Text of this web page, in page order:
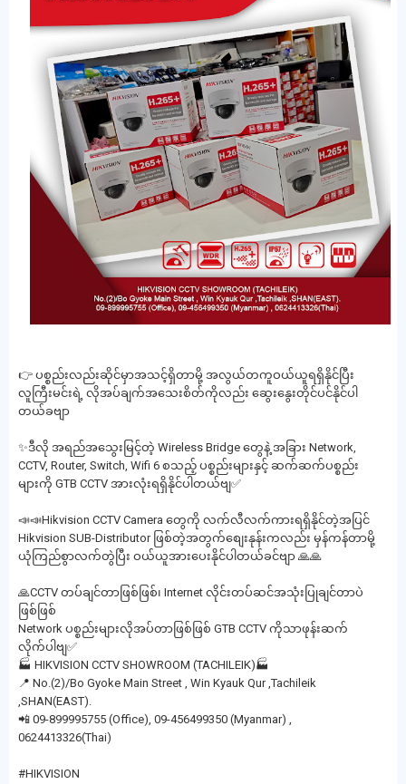
👉 ပစ္စည်းလည်းဆိုင်မှာအသင့်ရှိတာမို့ အလွယ်တကူဝယ်ယူရရှိနိုင်ပြီး
လူကြီးမင်းရဲ့ လိုအပ်ချက်အသေးစိတ်ကိုလည်း ဆွေးနွေးတိုင်ပင်နိုင်ပါ
တယ်ခဗျာ
✨ဒီလို အရည်အသွေးမြင့်တဲ့ Wireless Bridge တွေနဲ့ အခြား Network,
CCTV, Router, Switch, Wifi 6 စသည့် ပစ္စည်းများနှင့် ဆက်ဆက်ပစ္စည်း
များကို GTB CCTV အားလုံးရရှိနိုင်ပါတယ်ဗျ✅
📣📣Hikvision CCTV Camera တွေကို လက်လီလက်ကားရရှိနိုင်တဲ့အပြင်
Hikvision SUB-Distributor ဖြစ်တဲ့အတွက်စျေးနုန်းကလည်း မှန်ကန်တာမို့
ယုံကြည်စွာလက်တွဲပြီး ဝယ်ယူအားပေးနိုင်ပါတယ်ခင်ဗျာ 🙏🙏
🙏CCTV တပ်ချင်တာဖြစ်ဖြစ်၊ Internet လိုင်းတပ်ဆင်အသုံးပြုချင်တာပဲ
ဖြစ်ဖြစ်
Network ပစ္စည်းများလိုအပ်တာဖြစ်ဖြစ် GTB CCTV ကိုသာဖုန်းဆက်
လိုက်ပါဗျ✅
🏭 HIKVISION CCTV SHOWROOM (TACHILEIK)🏭
📍 No.(2)/Bo Gyoke Main Street , Win Kyauk Qur ,Tachileik
,SHAN(EAST).
📲 09-899995755 (Office), 09-456499350 (Myanmar) ,
0624413326(Thai)
#HIKVISION